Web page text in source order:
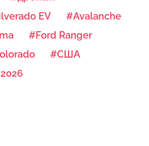
EV
#Avalanche
#Ford Ranger
#США